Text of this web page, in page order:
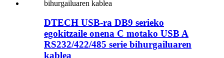
DTECH USB-ra DB9 serieko
egokitzaile onena C motako USB A
RS232/422/485 serie bihurgailuaren
kablea